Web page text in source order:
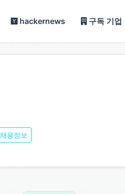
hackernews 구독 기업
채용정보